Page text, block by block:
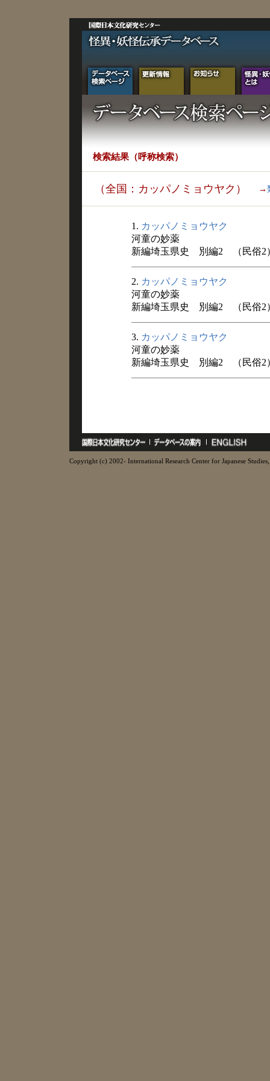
検索結果（呼称検索）
（全国：カッパノミョウヤク） →
1. カッパノミョウヤク
河童の妙薬
新編埼玉県史 別編2 （民俗2
2. カッパノミョウヤク
河童の妙薬
新編埼玉県史 別編2 （民俗2
3. カッパノミョウヤク
河童の妙薬
新編埼玉県史 別編2 （民俗2
Copyright (c) 2002- International Research Center for Japanese